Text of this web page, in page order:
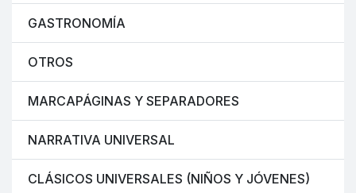
GASTRONOMÍA
OTROS
MARCAPÁGINAS Y SEPARADORES
NARRATIVA UNIVERSAL
CLÁSICOS UNIVERSALES (NIÑOS Y JÓVENES)